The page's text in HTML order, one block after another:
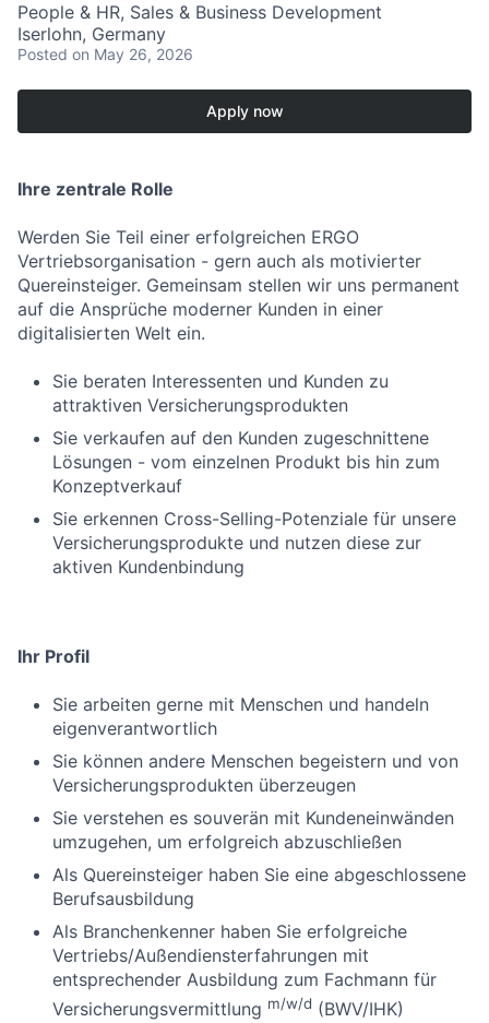
People & HR, Sales & Business Development
Iserlohn, Germany
Posted on May 26, 2026
Apply now
Ihre zentrale Rolle
Werden Sie Teil einer erfolgreichen ERGO
Vertriebsorganisation - gern auch als motivierter
Quereinsteiger. Gemeinsam stellen wir uns permanent
auf die Ansprüche moderner Kunden in einer
digitalisierten Welt ein.
Sie beraten Interessenten und Kunden zu
attraktiven Versicherungsprodukten
Sie verkaufen auf den Kunden zugeschnittene
Lösungen - vom einzelnen Produkt bis hin zum
Konzeptverkauf
Sie erkennen Cross-Selling-Potenziale für unsere
Versicherungsprodukte und nutzen diese zur
aktiven Kundenbindung
Ihr Profil
Sie arbeiten gerne mit Menschen und handeln
eigenverantwortlich
Sie können andere Menschen begeistern und von
Versicherungsprodukten überzeugen
Sie verstehen es souverän mit Kundeneinwänden
umzugehen, um erfolgreich abzuschließen
Als Quereinsteiger haben Sie eine abgeschlossene
Berufsausbildung
Als Branchenkenner haben Sie erfolgreiche
Vertriebs/Außendiensterfahrungen mit
entsprechender Ausbildung zum Fachmann für
Versicherungsvermittlung m/w/d (BWV/IHK)